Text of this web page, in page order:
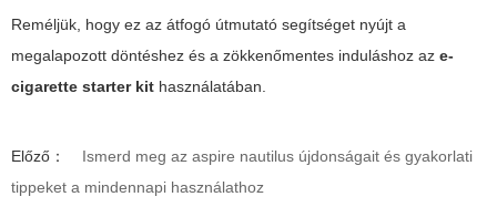
Reméljük, hogy ez az átfogó útmutató segítséget nyújt a
megalapozott döntéshez és a zökkenőmentes induláshoz az e-
cigarette starter kit használatában.
Előző：
Ismerd meg az aspire nautilus újdonságait és gyakorlati
tippeket a mindennapi használathoz